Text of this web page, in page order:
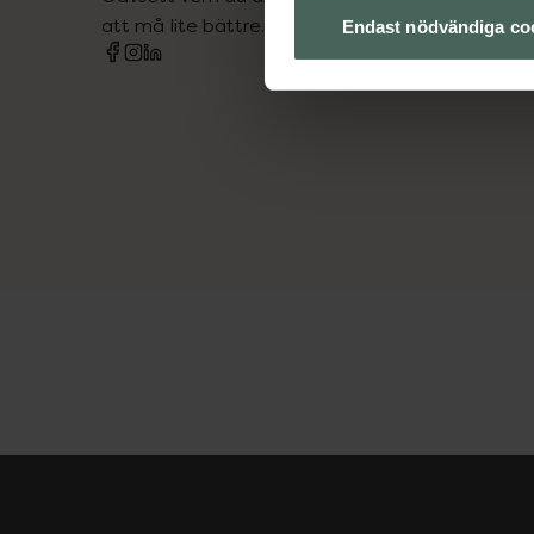
Endast nödvändiga
att må lite bättre. Välkommen att prata med